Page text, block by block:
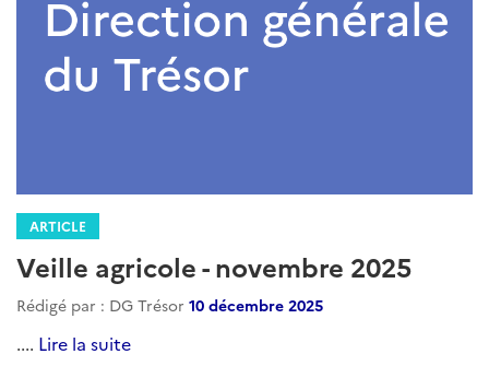
ARTICLE
Veille agricole - novembre 2025
Rédigé par : DG Trésor 10 décembre 2025
.... Lire la suite